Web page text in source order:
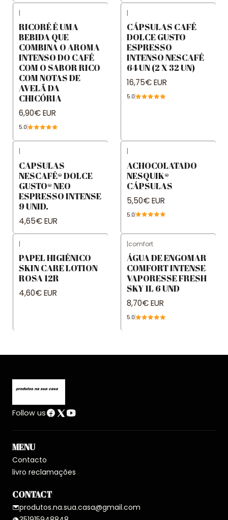
|
RICORÉ É UMA
BEBIDA QUE
COMBINA O AROMA
INTENSO DO CAFÉ
COM O SABOR RICO
COM NOTAS DE
AVELÃ DA
CHICÓRIA
6,90€ EUR
5.0
|
CÁPSULAS CAFÉ
DOLCE GUSTO
ESPRESSO
INTENSO NESCAFÉ
64 UN (2 X 32 UN)
16,75€ EUR
5.0
|
CAPSULAS
NESCAFÉ® DOLCE
GUSTO® NEO
ESPRESSO INTENSE
9 UNID.
4,65€ EUR
|
ACHOCOLATADO
NESQUIK®
CÁPSULAS
5,50€ EUR
5.0
|
PAPEL HIGIÉNICO
SKIN CARE LOTION
ROSA 12R
4,60€ EUR
|comfort
ÁGUA DE ENGOMAR
COMFORT INTENSE
VAPORESSE FRESH
SKY 1L 6 UND
8,70€ EUR
5.0
Follow us
MENU
Contacto
livro reclamações
CONTACT
produtos.na.sua.casa@gmail.com